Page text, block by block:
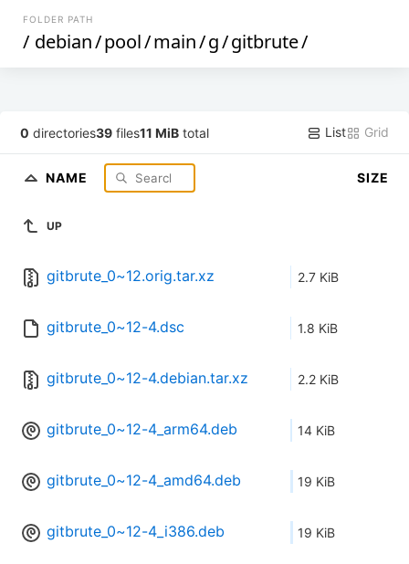
FOLDER PATH
/ debian/pool/main/g/gitbrute/
0 directories39 files11 MiB total List Grid
NAME SIZE
UP
gitbrute_0~12.orig.tar.xz 2.7 KiB
gitbrute_0~12-4.dsc 1.8 KiB
gitbrute_0~12-4.debian.tar.xz 2.2 KiB
gitbrute_0~12-4_arm64.deb 14 KiB
gitbrute_0~12-4_amd64.deb 19 KiB
gitbrute_0~12-4_i386.deb 19 KiB